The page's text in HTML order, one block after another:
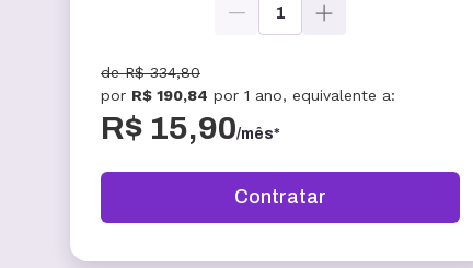
1
deR$ 334,80
por R$ 190,84 por 1 ano, equivalente a:
R$ 15,90/mês*
Contratar